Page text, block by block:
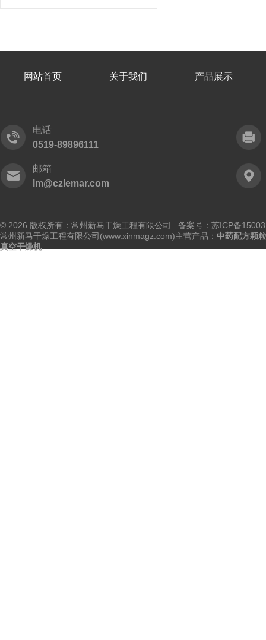
网站首页 关于我们 产品展示
电话
0519-89896111
邮箱
lm@czlemar.com
© 2026 版权所有：常州新马干燥工程有限公司 备案号： 苏ICP备
常州新马干燥工程有限公司(www.xinmagz.com)主营产品： 中药配方颗
真空干燥机